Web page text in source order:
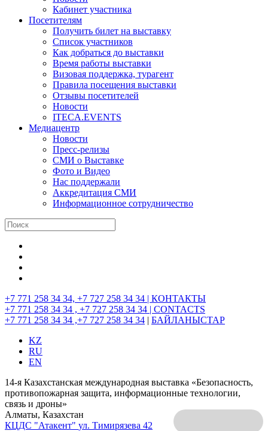
Кабинет участника
Посетителям
Получить билет на выставку
Список участников
Как добраться до выставки
Время работы выставки
Визовая поддержка, турагент
Правила посещения выставки
Отзывы посетителей
Новости
ITECA.EVENTS
Медиацентр
Новости
Пресс-релизы
СМИ о Выставке
Фото и Видео
Нас поддержали
Аккредитация СМИ
Информационное сотрудничество
+7 771 258 34 34, +7 727 258 34 34 | КОНТАКТЫ
+7 771 258 34 34 , +7 727 258 34 34 | CONTACTS
+7 771 258 34 34 ,+7 727 258 34 34 | БАЙЛАНЫСТАР
KZ
RU
EN
14-я Казахстанская международная выставка «Безопасность,
противопожарная защита, информационные технологии,
связь и дроны»
Алматы, Казахстан
КЦДС "Атакент" ул. Тимирязева 42